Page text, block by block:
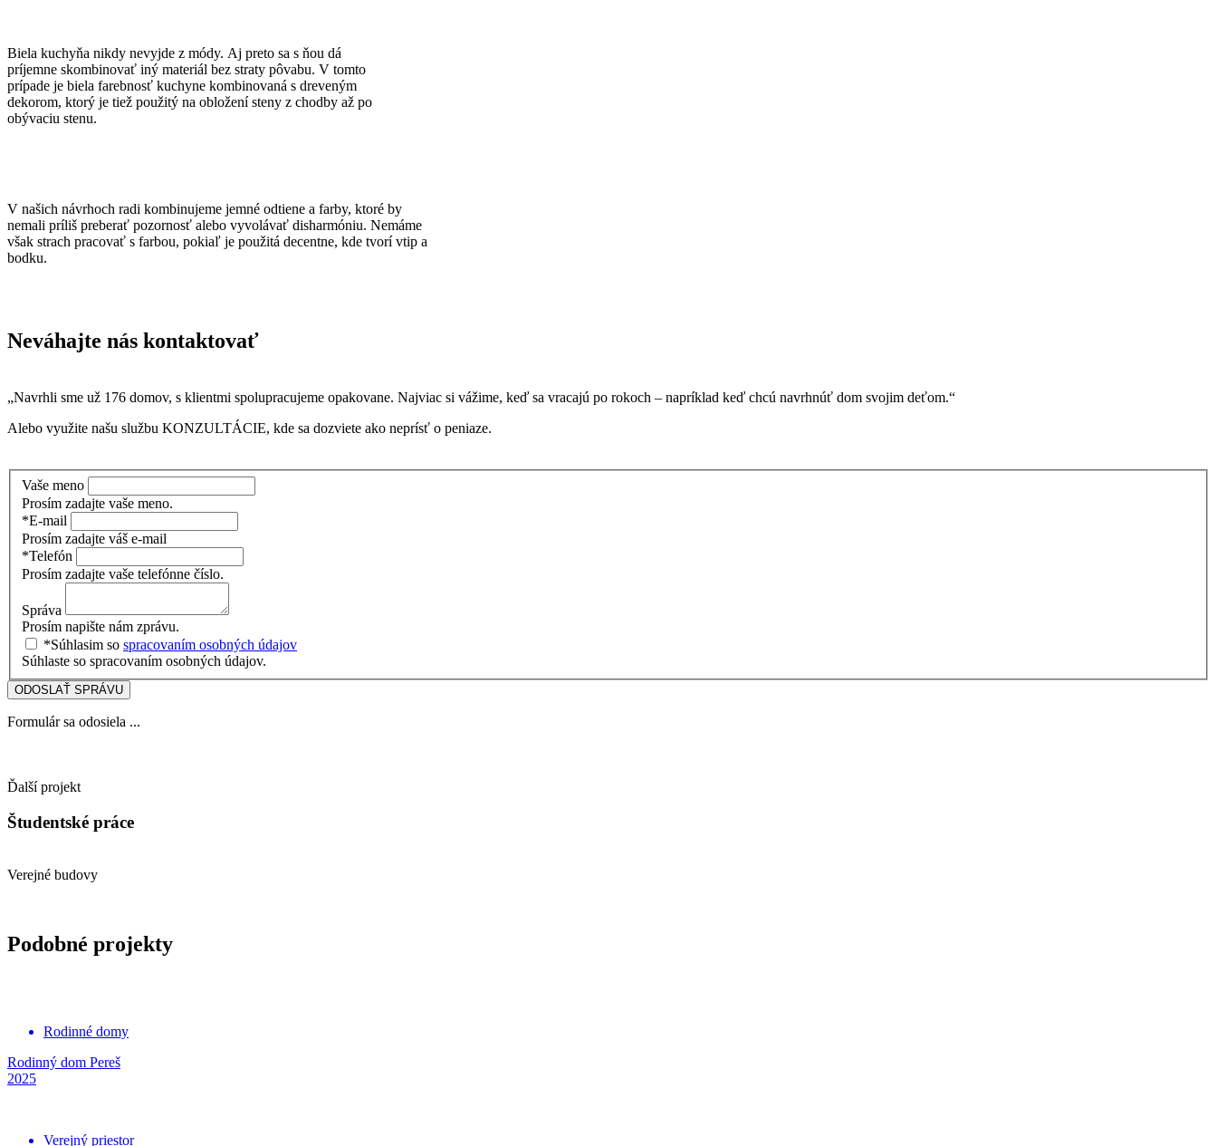
Biela kuchyňa nikdy nevyjde z módy. Aj preto sa s ňou dá
príjemne skombinovať iný materiál bez straty pôvabu. V tomto
prípade je biela farebnosť kuchyne kombinovaná s dreveným
dekorom, ktorý je tiež použitý na obložení steny z chodby až po
obývaciu stenu.
V našich návrhoch radi kombinujeme jemné odtiene a farby, ktoré by
nemali príliš preberať pozornosť alebo vyvolávať disharmóniu. Nemáme
však strach pracovať s farbou, pokiaľ je použitá decentne, kde tvorí vtip a
bodku.
Neváhajte nás kontaktovať
„Navrhli sme už 176 domov, s klientmi spolupracujeme opakovane. Najviac si vážime, keď sa vracajú po rokoch – napríklad keď chcú navrhnúť dom svojim deťom.“
Alebo využite našu službu KONZULTÁCIE, kde sa dozviete ako neprísť o peniaze.
Vaše meno
Prosím zadajte vaše meno.
*E-mail
Prosím zadajte váš e-mail
*Telefón
Prosím zadajte vaše telefónne číslo.
Správa
Prosím napište nám zprávu.
*Súhlasim so spracovaním osobných údajov
Súhlaste so spracovaním osobných údajov.
ODOSLAŤ SPRÁVU
Formulár sa odosiela ...
Ďalší projekt
Študentské práce
Verejné budovy
Podobné projekty
Rodinné domy
Rodinný dom Pereš
2025
Verejný priestor